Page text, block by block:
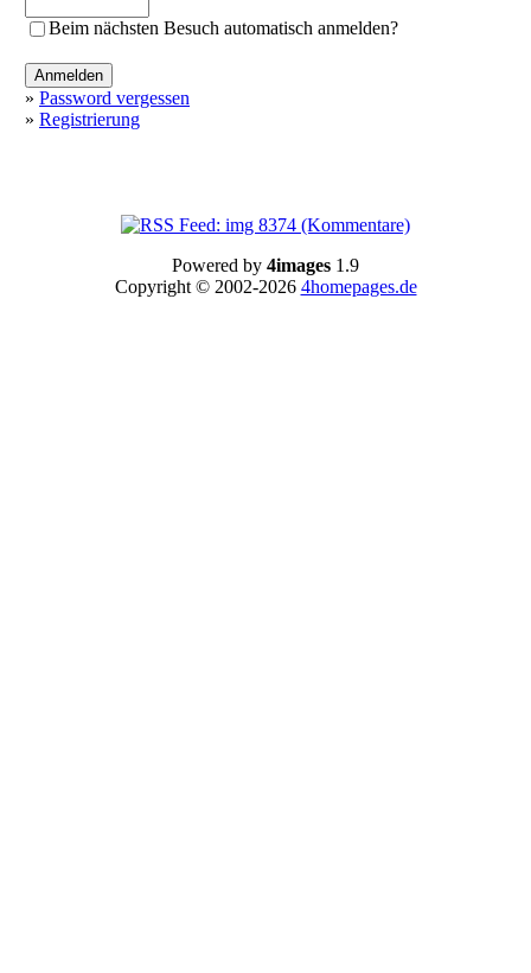
Beim nächsten Besuch automatisch anmelden?
» Password vergessen
» Registrierung
Powered by 4images 1.9
Copyright © 2002-2026 4homepages.de